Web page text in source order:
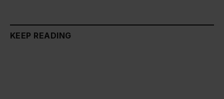
KEEP READING